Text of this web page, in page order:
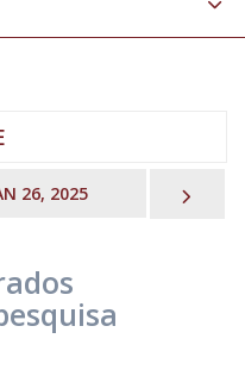
26, 2025